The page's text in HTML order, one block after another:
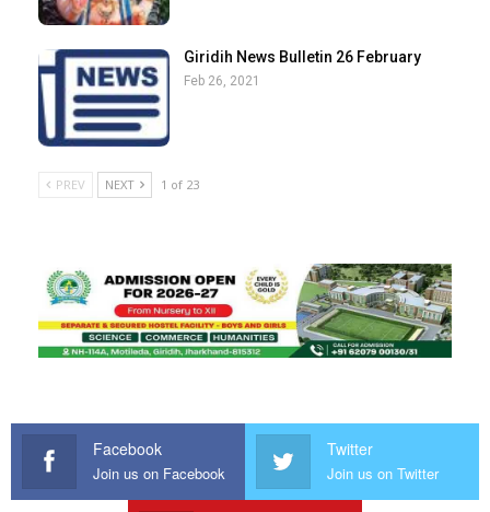
Giridih News Bulletin 26 February
Feb 26, 2021
PREV NEXT 1 of 23
Facebook
Join us on Facebook
Twitter
Join us on Twitter